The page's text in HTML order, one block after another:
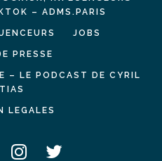
– ADMS.PARIS
JOBS
PRESSE
– LE PODCAST DE CYRIL
LEGALES